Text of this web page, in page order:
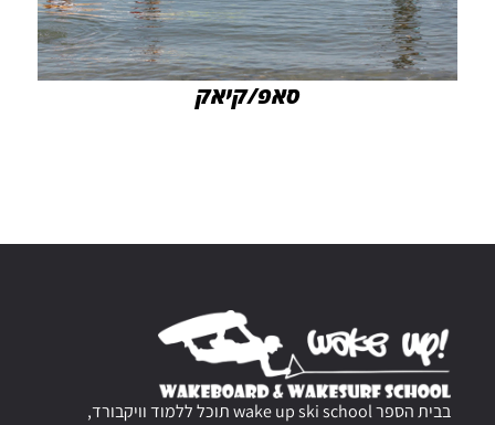
סאפ/קיאק
בבית הספר wake up ski school תוכל ללמוד וויקבורד,